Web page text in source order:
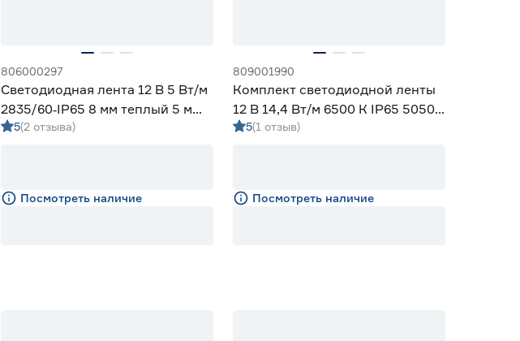
806000297
Светодиодная лента 12 В 5 Вт/м
2835/60‑IP65 8 мм теплый 5 м
Geniled
5(2 отзыва)
Посмотреть наличие
809001990
Комплект светодиодной ленты
12 В 14,4 Вт/м 6500 К IP65 5050
5 м ЭРА
5(1 отзыв)
Посмотреть наличие